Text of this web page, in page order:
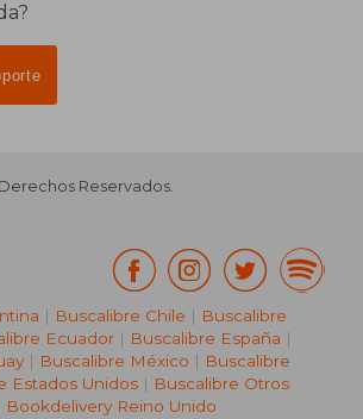
Derechos Reservados.
| Buscalibre Chile | Buscalibre
Ecuador | Buscalibre España |
| Buscalibre México | Buscalibre
Estados Unidos| Buscalibre Otros
Bookdelivery Reino Unido